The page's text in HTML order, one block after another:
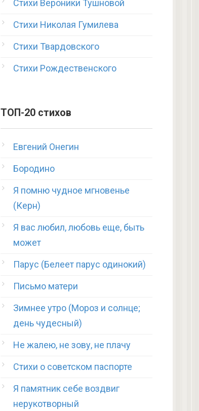
Стихи Вероники Тушновой
Стихи Николая Гумилева
Стихи Твардовского
Стихи Рождественского
ТОП-20 стихов
Евгений Онегин
Бородино
Я помню чудное мгновенье
(Керн)
Я вас любил, любовь еще, быть
может
Парус (Белеет парус одинокий)
Письмо матери
Зимнее утро (Мороз и солнце;
день чудесный)
Не жалею, не зову, не плачу
Стихи о советском паспорте
Я памятник себе воздвиг
нерукотворный